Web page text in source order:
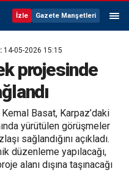
İzle Gazete Manşetleri
14-05-2026 15:15
projesinde
Basat, Karpaz’daki
yürütülen görüşmeler
sağlandığını açıkladı.
düzenleme yapılacağı,
alanı dışına taşınacağı